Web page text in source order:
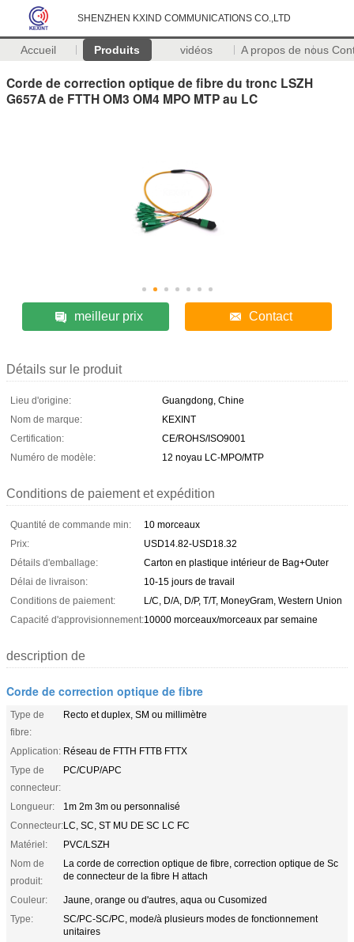
SHENZHEN KXIND COMMUNICATIONS CO.,LTD
Accueil Produits vidéos A propos de nous
Corde de correction optique de fibre du tronc LSZH
G657A de FTTH OM3 OM4 MPO MTP au LC
meilleur prix Contact
Détails sur le produit
Lieu d'origine:
Guangdong, Chine
Nom de marque:
KEXINT
Certification:
CE/ROHS/ISO9001
Numéro de modèle:
12 noyau LC-MPO/MTP
Conditions de paiement et expédition
Quantité de commande min:
10 morceaux
Prix:
USD14.82-USD18.32
Détails d'emballage:
Carton en plastique intérieur de Bag+Outer
Délai de livraison:
10-15 jours de travail
Conditions de paiement:
L/C, D/A, D/P, T/T, MoneyGram, Western Union
Capacité d'approvisionnement:10000 morceaux/morceaux par semaine
description de
Corde de correction optique de fibre
Type de
fibre:
Recto et duplex, SM ou millimètre
Application: Réseau de FTTH FTTB FTTX
Type de
connecteur:
PC/CUP/APC
Longueur:
1m 2m 3m ou personnalisé
Connecteur:LC, SC, ST MU DE SC LC FC
Matériel:
PVC/LSZH
Nom de
produit:
La corde de correction optique de fibre, correction optique de Sc
de connecteur de la fibre H attach
Couleur:
Jaune, orange ou d'autres, aqua ou Cusomized
Type:
SC/PC-SC/PC, mode/à plusieurs modes de fonctionnement
unitaires